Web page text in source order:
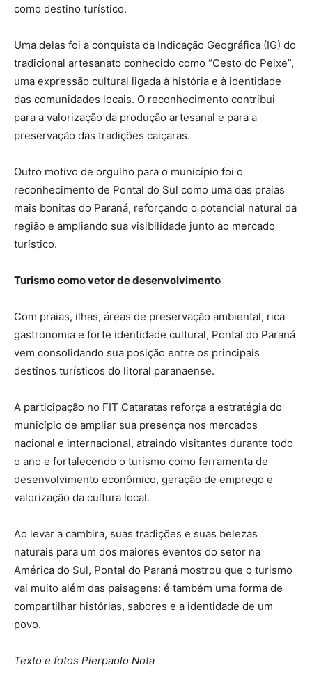
como destino turístico.
Uma delas foi a conquista da Indicação Geográfica (IG) do
tradicional artesanato conhecido como “Cesto do Peixe”,
uma expressão cultural ligada à história e à identidade
das comunidades locais. O reconhecimento contribui
para a valorização da produção artesanal e para a
preservação das tradições caiçaras.
Outro motivo de orgulho para o município foi o
reconhecimento de Pontal do Sul como uma das praias
mais bonitas do Paraná, reforçando o potencial natural da
região e ampliando sua visibilidade junto ao mercado
turístico.
Turismo como vetor de desenvolvimento
Com praias, ilhas, áreas de preservação ambiental, rica
gastronomia e forte identidade cultural, Pontal do Paraná
vem consolidando sua posição entre os principais
destinos turísticos do litoral paranaense.
A participação no FIT Cataratas reforça a estratégia do
município de ampliar sua presença nos mercados
nacional e internacional, atraindo visitantes durante todo
o ano e fortalecendo o turismo como ferramenta de
desenvolvimento econômico, geração de emprego e
valorização da cultura local.
Ao levar a cambira, suas tradições e suas belezas
naturais para um dos maiores eventos do setor na
América do Sul, Pontal do Paraná mostrou que o turismo
vai muito além das paisagens: é também uma forma de
compartilhar histórias, sabores e a identidade de um
povo.
Texto e fotos Pierpaolo Nota